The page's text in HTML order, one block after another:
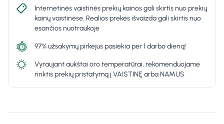
Internetinės vaistinės prekių kainos gali skirtis nuo prekių
kainų vaistinėse. Realios prekės išvaizda gali skirtis nuo
esančios nuotraukoje
97% užsakymų pirkėjus pasiekia per 1 darbo dieną!
Vyraujant aukštai oro temperatūrai, rekomenduojame
rinktis prekių pristatymą į VAISTINĘ arba NAMUS